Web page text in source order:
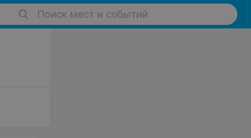
Поиск мест и событий